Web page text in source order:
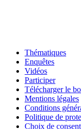
Thématiques
Enquêtes
Vidéos
Participer
Télécharger le
Mentions légales
Conditions
Politique de
Choix de